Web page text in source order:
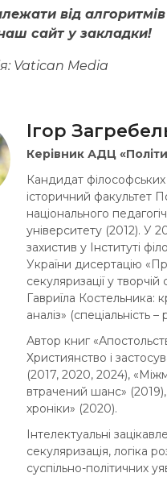
від
сайт у закладки!
Vatican Media
Ігор
Керівник АДЦ
Кандидат філософських
історичний факультет
національного
університету (2012). У
захистив у Інституті
України дисертацію
секуляризації у
Гавриїла Костельника:
аналіз» (спеціальність –
Автор книг
Християнство і
(2017, 2020, 2024),
втрачений шанс»
хроніки» (2020).
Інтелектуальні
секуляризація, логіка
суспільно-політичних